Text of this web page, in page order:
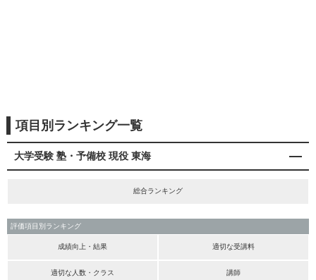
項目別ランキング一覧
大学受験 塾・予備校 現役 東海
総合ランキング
評価項目別ランキング
成績向上・結果 適切な受講料
適切な人数・クラス 講師